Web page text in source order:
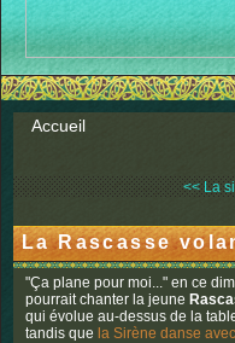
Accueil
<< La
La Rascasse
"Ça plane pour moi..." en ce
pourrait chanter la jeune
qui évolue au-dessus de la
tandis que la Sirène danse